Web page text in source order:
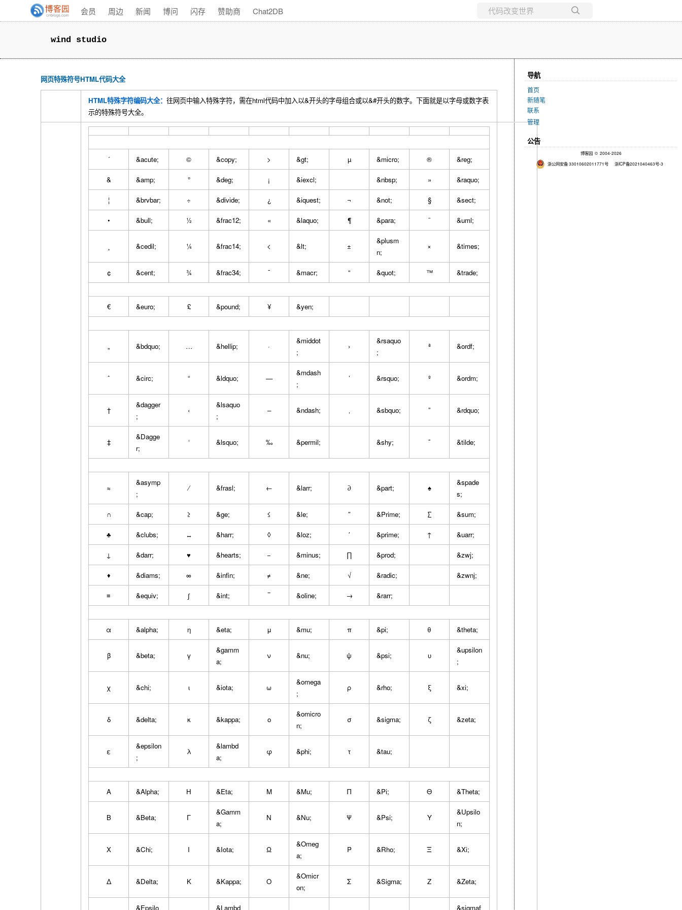
会员 周边 新闻 博问 闪存 赞助商 Chat2DB
wind studio
网页特殊符号HTML代码大全
HTML特殊字符编码大全： 往网页中输入特殊字符，需在html代码中加入以&开头的字母组合或以&#开头的数字。下面就是以字母或数字表
示的特殊符号大全。
´ &acute; © &copy; > &gt; µ &micro; ® &reg;
& &amp; ° &deg; ¡ &iexcl; &nbsp; » &raquo;
¦ &brvbar; ÷ &divide; ¿ &iquest; ¬ &not; § &sect;
• &bull; ½ &frac12; « &laquo; ¶ &para; ¨ &uml;
&cedil; ¼ &frac14; < &lt; ±
&plusm
n;
× &times;
¢ &cent; ¾ &frac34; ¯ &macr; “ &quot; ™ &trade;
€ &euro; £ &pound; ¥ &yen;
„ &bdquo; … &hellip; ·
&middot
;
›
&rsaquo
;
ª &ordf;
ˆ &circ; “ &ldquo; —
&mdash
;
’ &rsquo; º &ordm;
†
&dagger
;
‹
&lsaquo
;
– &ndash; &sbquo; ” &rdquo;
‡
&Dagge
r;
‘ &lsquo; ‰ &permil; &shy; ˜ &tilde;
≈
&asymp
;
⁄ &frasl; ← &larr; ∂ &part; ♠
&spade
s;
∩ &cap; ≥ &ge; ≤ &le; ″ &Prime; ∑ &sum;
♣ &clubs; ↔ &harr; ◊ &loz; ′ &prime; ↑ &uarr;
↓ &darr; ♥ &hearts; − &minus; ∏ &prod; &zwj;
♦ &diams; ∞ &infin; ≠ &ne; √ &radic; &zwnj;
≡ &equiv; ∫ &int; ‾ &oline; → &rarr;
α &alpha; η &eta; μ &mu; π &pi; θ &theta;
β &beta; γ
&gamm
a;
ν &nu; ψ &psi; υ
&upsilon
;
χ &chi; ι &iota; ω
&omega
;
ρ &rho; ξ &xi;
δ &delta; κ &kappa; ο
&omicro
n;
σ &sigma; ζ &zeta;
ε
&epsilon
;
λ
&lambd
a;
φ &phi; τ &tau;
Α &Alpha; Η &Eta; Μ &Mu; Π &Pi; Θ &Theta;
Β &Beta; Γ
&Gamm
a;
Ν &Nu; Ψ &Psi; Υ
&Upsilo
n;
Χ &Chi; Ι &Iota; Ω
&Omeg
a;
Ρ &Rho; Ξ &Xi;
Δ &Delta; Κ &Kappa; Ο
&Omicr
on;
Σ &Sigma; Ζ &Zeta;
&Epsilo &Lambd &sigmaf
导航
首页
新随笔
联系
管理
公告
博客园© 2004-2026
浙公网安备 33010602011771号
浙ICP备2021040463号-3